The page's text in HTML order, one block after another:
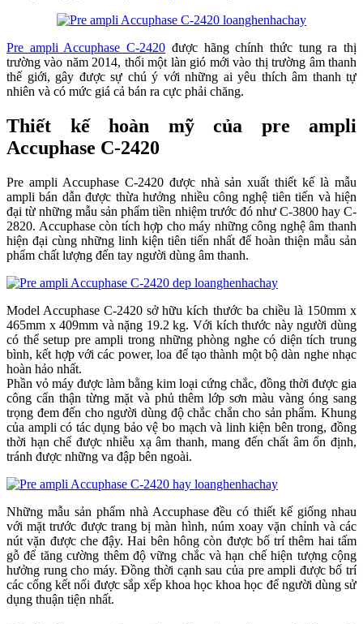
Pre ampli Accuphase C-2420 được hãng chính thức tung ra thị
trường vào năm 2014, thổi một làn gió mới vào thị trường âm thanh
thế giới, gây được sự chú ý với những ai yêu thích âm thanh tự
nhiên và có mức giá cả bán ra cực phải chăng.
Thiết kế hoàn mỹ của pre ampli
Accuphase C-2420
Pre ampli Accuphase C-2420 được nhà sản xuất thiết kế là mẫu
ampli bán dẫn được thừa hưởng nhiều công nghệ tiên tiến và hiện
đại từ những mẫu sản phẩm tiền nhiệm trước đó như C-3800 hay C-
2820. Accuphase còn tích hợp cho máy những công nghệ âm thanh
hiện đại cùng những linh kiện tiên tiến nhất để hoàn thiện mẫu sản
phẩm chất lượng đến tay người dùng âm thanh.
Model Accuphase C-2420 sở hữu kích thước ba chiều là 150mm x
465mm x 409mm và nặng 19.2 kg. Với kích thước này người dùng
có thể setup pre ampli trong những phòng nghe có diện tích trung
bình, kết hợp với các power, loa để tạo thành một bộ dàn nghe nhạc
hoàn hảo nhất.
Phần vỏ máy được làm bằng kim loại cứng chắc, đồng thời được gia
công cẩn thận từng mặt và phủ thêm lớp sơn màu vàng óng sang
trọng đem đến cho người dùng độ chắc chắn cho sản phẩm. Khung
của ampli có tác dụng bảo vệ bo mạch và linh kiện bên trong, đồng
thời hạn chế được nhiễu xạ âm thanh, mang đến chất âm ổn định,
tránh được những va đập bên ngoài.
Những mẫu sản phẩm nhà Accuphase đều có thiết kế giống nhau
với mặt trước được trang bị màn hình, núm xoay vặn chỉnh và các
nút vặn được che đậy. Hai bên hông còn được bố trí thêm hai tấm
gỗ để tăng cường thêm độ vững chắc và hạn chế hiện tượng cộng
hưởng rung cho máy. Đồng thời cạnh sau của pre ampli được bố trí
các cổng kết nối được sắp xếp khoa học khoa học để người dùng sử
dụng thuận tiện nhất.